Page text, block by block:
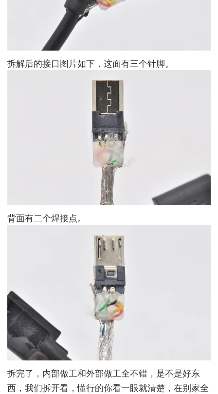
拆解后的接口图片如下，这面有三个针脚。
背面有二个焊接点。
拆完了，内部做工和外部做工全不错，是不是好东
西，我们拆开看，懂行的你看一眼就清楚，在别家全